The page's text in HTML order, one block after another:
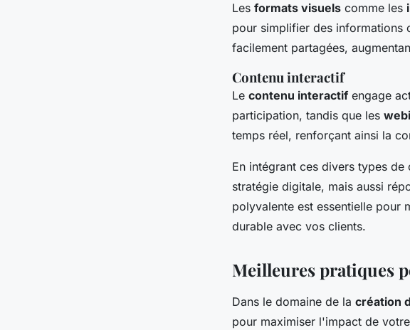
Les formats visuels comme les
pour simplifier des informations
facilement partagées,
Contenu interactif
Le contenu interactif engage
participation, tandis que les
temps réel, renforçant ainsi la
En intégrant ces divers types
stratégie digitale, mais aussi
polyvalente est essentielle pour
durable avec vos clients.
Meilleures pratiques
Dans le domaine de la création
pour maximiser l'impact de